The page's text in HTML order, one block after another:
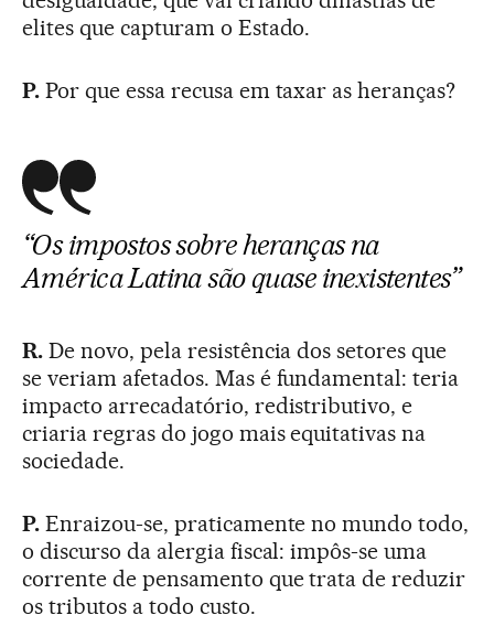
elites que capturam o Estado.
P.Por que essa recusa em taxar as heranças?
“Os impostos sobre heranças na
América Latina são quase inexistentes”
R.De novo, pela resistência dos setores que
se veriam afetados. Mas é fundamental: teria
impacto arrecadatório, redistributivo, e
criaria regras do jogo mais equitativas na
sociedade.
P.Enraizou-se, praticamente no mundo todo,
o discurso da alergia fiscal: impôs-se uma
corrente de pensamento que trata de reduzir
os tributos a todo custo.